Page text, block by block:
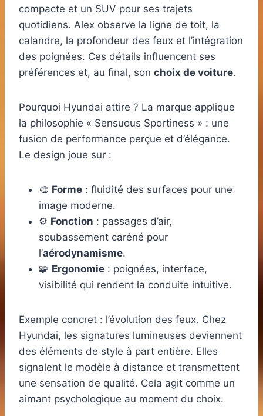
compacte et un SUV pour ses trajets
quotidiens. Alex observe la ligne de toit, la
calandre, la profondeur des feux et l’intégration
des poignées. Ces détails influencent ses
préférences et, au final, son choix de voiture.
Pourquoi Hyundai attire ? La marque applique
la philosophie « Sensuous Sportiness » : une
fusion de performance perçue et d’élégance.
Le design joue sur :
🎨 Forme : fluidité des surfaces pour une
image moderne.
⚙️ Fonction : passages d’air,
soubassement caréné pour
l’aérodynamisme.
🧩 Ergonomie : poignées, interface,
visibilité qui rendent la conduite intuitive.
Exemple concret : l’évolution des feux. Chez
Hyundai, les signatures lumineuses deviennent
des éléments de style à part entière. Elles
signalent le modèle à distance et transmettent
une sensation de qualité. Cela agit comme un
aimant psychologique au moment du choix.